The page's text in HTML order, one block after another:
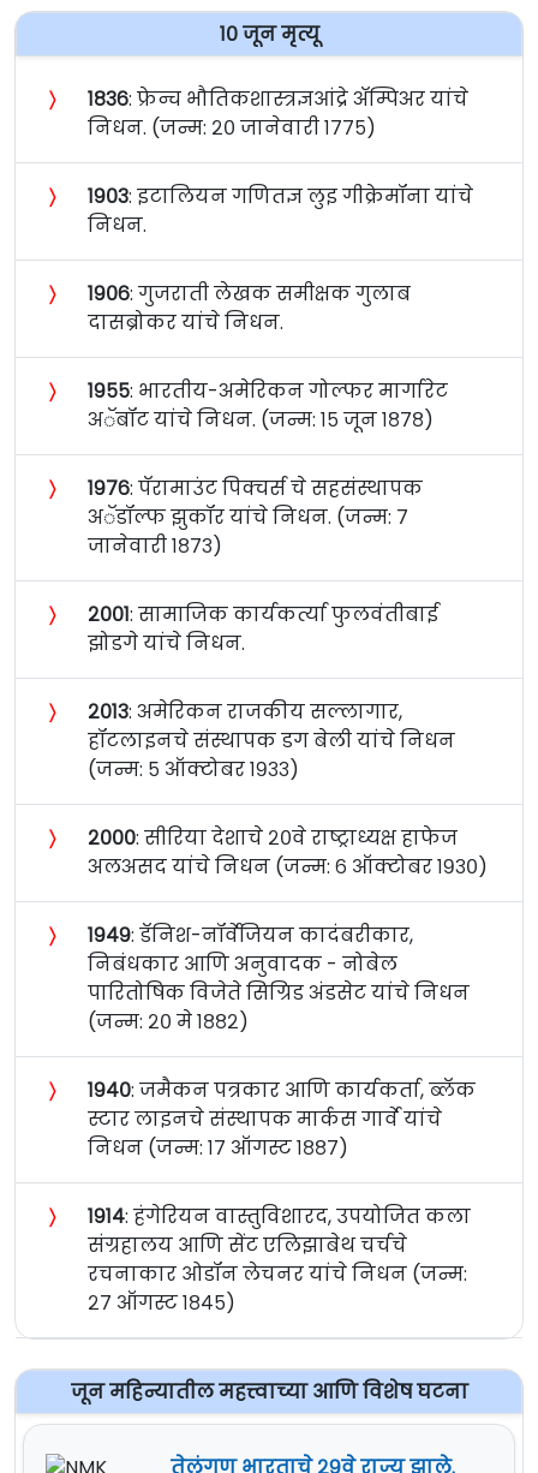
१० जून मृत्यू
〉 १८३६: फ्रेन्च भौतिकशास्त्रज्ञआंद्रे अ‍ॅम्पिअर यांचे
निधन. (जन्म: २० जानेवारी १७७५)
〉 १९०३: इटालियन गणितज्ञ लुइ गीक्रेमॉना यांचे
निधन.
〉 १९०६: गुजराती लेखक समीक्षक गुलाब
दासब्रोकर यांचे निधन.
〉 १९५५: भारतीय-अमेरिकन गोल्फर मार्गारेट
अॅबॉट यांचे निधन. (जन्म: १५ जून १८७८)
〉 १९७६: पॅरामाउंट पिक्चर्स चे सहसंस्थापक
अॅडॉल्फ झुकॉर यांचे निधन. (जन्म: ७
जानेवारी १८७३)
〉 २००१: सामाजिक कार्यकर्त्या फुलवंतीबाई
झोडगे यांचे निधन.
〉 २०१३: अमेरिकन राजकीय सल्लागार,
हॉटलाइनचे संस्थापक डग बेली यांचे निधन
(जन्म: ५ ऑक्टोबर १९३३)
〉 २०००: सीरिया देशाचे २०वे राष्ट्राध्यक्ष हाफेज
अलअसद यांचे निधन (जन्म: ६ ऑक्टोबर १९३०)
〉 १९४९: डॅनिश-नॉर्वेजियन कादंबरीकार,
निबंधकार आणि अनुवादक - नोबेल
पारितोषिक विजेते सिग्रिड अंडसेट यांचे निधन
(जन्म: २० मे १८८२)
〉 १९४०: जमैकन पत्रकार आणि कार्यकर्ता, ब्लॅक
स्टार लाइनचे संस्थापक मार्कस गार्वे यांचे
निधन (जन्म: १७ ऑगस्ट १८८७)
〉 १९१४: हंगेरियन वास्तुविशारद, उपयोजित कला
संग्रहालय आणि सेंट एलिझाबेथ चर्चचे
रचनाकार ओडॉन लेचनर यांचे निधन (जन्म:
२७ ऑगस्ट १८४५)
जून महिन्यातील महत्त्वाच्या आणि विशेष घटना